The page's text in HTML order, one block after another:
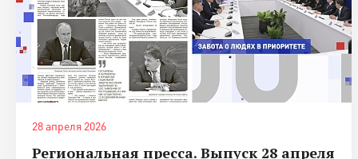
28 апреля 2026
Региональная пресса. Выпуск 28 апреля